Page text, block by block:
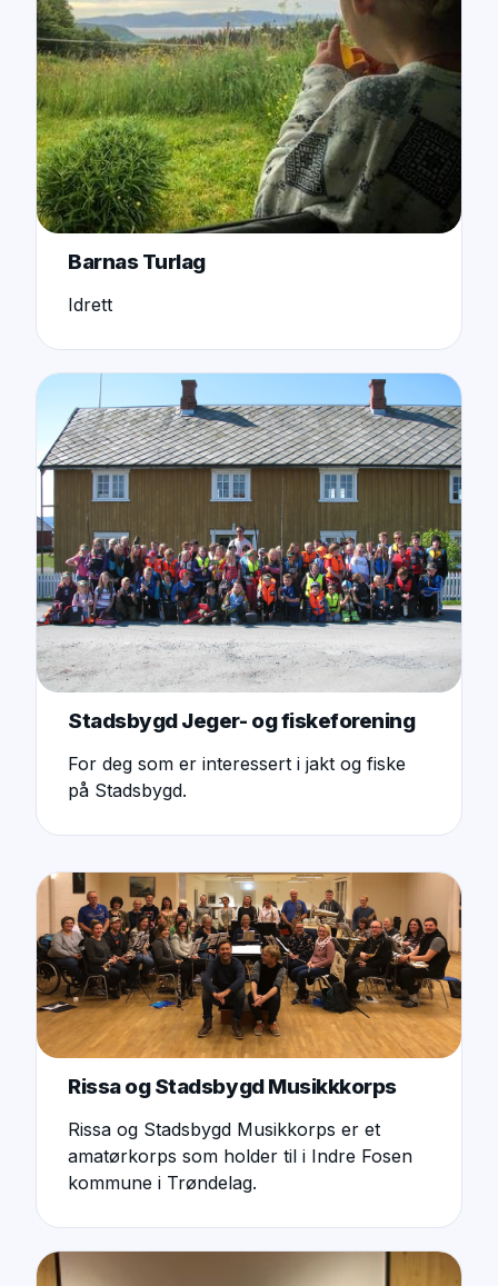
Barnas Turlag
Idrett
Stadsbygd Jeger- og fiskeforening
For deg som er interessert i jakt og fiske
på Stadsbygd.
Rissa og Stadsbygd Musikkkorps
Rissa og Stadsbygd Musikkorps er et
amatørkorps som holder til i Indre Fosen
kommune i Trøndelag.